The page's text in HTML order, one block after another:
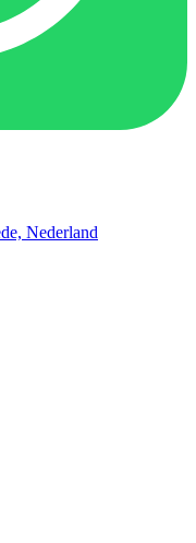
Nederland